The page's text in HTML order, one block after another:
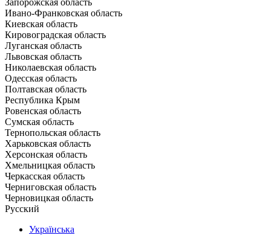
Запорожская область
Ивано-Франковская область
Киевская область
Кировоградская область
Луганская область
Львовская область
Николаевская область
Одесская область
Полтавская область
Республика Крым
Ровенская область
Сумская область
Тернопольская область
Харьковская область
Херсонская область
Хмельницкая область
Черкасская область
Черниговская область
Черновицкая область
Русский
Українська